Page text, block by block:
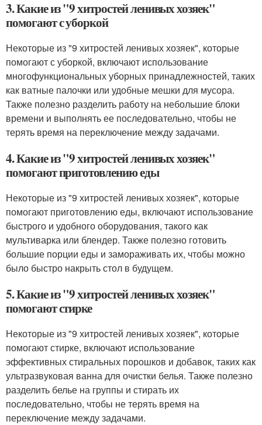
3. Какие из "9 хитростей ленивых хозяек"
помогают с уборкой
Некоторые из "9 хитростей ленивых хозяек", которые
помогают с уборкой, включают использование
многофункциональных уборных принадлежностей, таких
как ватные палочки или удобные мешки для мусора.
Также полезно разделить работу на небольшие блоки
времени и выполнять ее последовательно, чтобы не
терять время на переключение между задачами.
4. Какие из "9 хитростей ленивых хозяек"
помогают приготовлению еды
Некоторые из "9 хитростей ленивых хозяек", которые
помогают приготовлению еды, включают использование
быстрого и удобного оборудования, такого как
мультиварка или блендер. Также полезно готовить
большие порции еды и замораживать их, чтобы можно
было быстро накрыть стол в будущем.
5. Какие из "9 хитростей ленивых хозяек"
помогают стирке
Некоторые из "9 хитростей ленивых хозяек", которые
помогают стирке, включают использование
эффективных стиральных порошков и добавок, таких как
ультразвуковая ванна для очистки белья. Также полезно
разделить белье на группы и стирать их
последовательно, чтобы не терять время на
переключение между задачами.